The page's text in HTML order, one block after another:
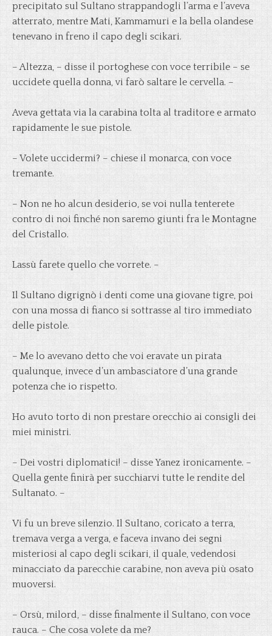
precipitato sul Sultano strappandogli l’arma e l’aveva
atterrato, mentre Mati, Kammamuri e la bella olandese
tenevano in freno il capo degli scikari.
– Altezza, – disse il portoghese con voce terribile – se
uccidete quella donna, vi farò saltare le cervella. –
Aveva gettata via la carabina tolta al traditore e armato
rapidamente le sue pistole.
– Volete uccidermi? – chiese il monarca, con voce
tremante.
– Non ne ho alcun desiderio, se voi nulla tenterete
contro di noi finché non saremo giunti fra le Montagne
del Cristallo.
Lassù farete quello che vorrete. –
Il Sultano digrignò i denti come una giovane tigre, poi
con una mossa di fianco si sottrasse al tiro immediato
delle pistole.
– Me lo avevano detto che voi eravate un pirata
qualunque, invece d’un ambasciatore d’una grande
potenza che io rispetto.
Ho avuto torto di non prestare orecchio ai consigli dei
miei ministri.
– Dei vostri diplomatici! – disse Yanez ironicamente. –
Quella gente finirà per succhiarvi tutte le rendite del
Sultanato. –
Vi fu un breve silenzio. Il Sultano, coricato a terra,
tremava verga a verga, e faceva invano dei segni
misteriosi al capo degli scikari, il quale, vedendosi
minacciato da parecchie carabine, non aveva più osato
muoversi.
– Orsù, milord, – disse finalmente il Sultano, con voce
rauca. – Che cosa volete da me?